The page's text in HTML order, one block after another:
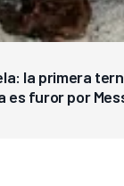
la primera
es furor por